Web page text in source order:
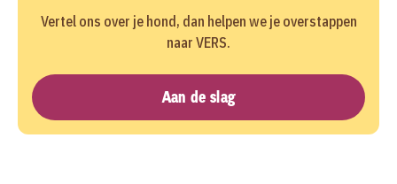
Vertel ons over je hond, dan helpen we je overstappen
naar VERS.
Aan de slag